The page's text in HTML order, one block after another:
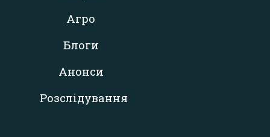
Агро
Блоги
Анонси
Розслідування